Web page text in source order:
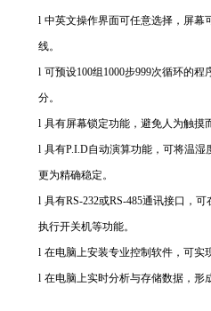
l 中英文操作界面可任意选择，屏幕
线。
l 可预设100组1000步999次循环的程
分。
l 具有屏幕锁定功能，避免人为触摸
l 具有P.I.D自动演算功能，可将温湿
更为精确稳定。
l 具有RS-232或RS-485通讯接口，可
执行开关机等功能。
l 在电脑上安装专业控制软件，可实
l 在电脑上实时分析与存储数据，形